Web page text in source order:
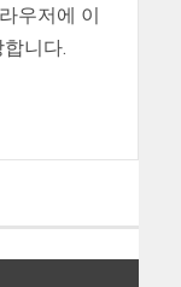
우저에 이
니다.